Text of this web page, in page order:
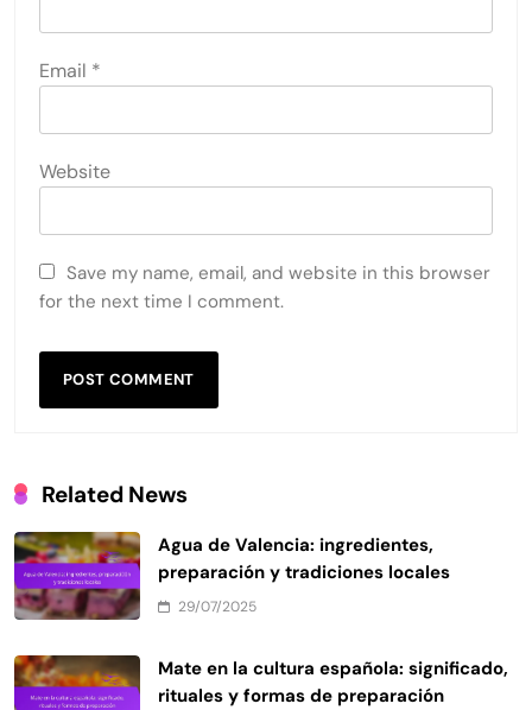
Email *
Website
Save my name, email, and website in this browser
for the next time I comment.
Related News
Agua de Valencia: ingredientes,
preparación y tradiciones locales
29/07/2025
Mate en la cultura española: significado,
rituales y formas de preparación